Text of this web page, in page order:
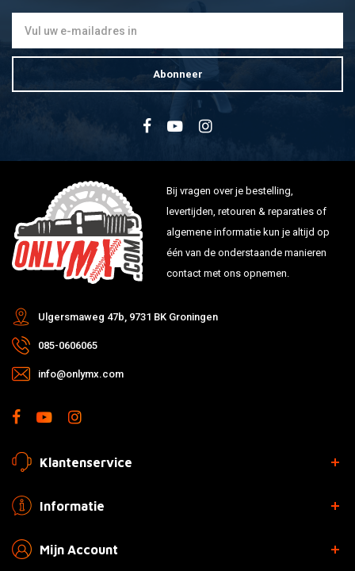
Abonneer
Bij vragen over je bestelling,
levertijden, retouren & reparaties of
algemene informatie kun je altijd op
één van de onderstaande manieren
contact met ons opnemen.
Ulgersmaweg 47b, 9731 BK Groningen
085-0606065
info@onlymx.com
Klantenservice
Informatie
Mijn Account